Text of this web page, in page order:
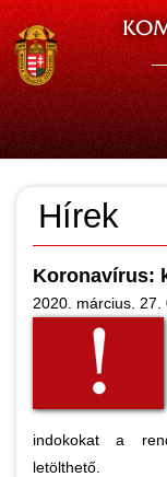
Hírek
Koronavírus:
2020. március. 27.
indokokat a
letölthető.